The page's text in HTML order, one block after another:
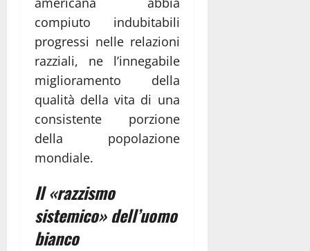
compiuto indubitabili
progressi nelle relazioni
razziali, ne l’innegabile
miglioramento della
qualità della vita di una
consistente porzione
della popolazione
mondiale.
Il «razzismo
sistemico» dell’uomo
bianco